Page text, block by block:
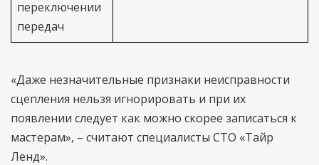
переключении
передач
«Даже незначительные признаки неисправности
сцепления нельзя игнорировать и при их
появлении следует как можно скорее записаться к
мастерам», – считают специалисты СТО «Тайр
Ленд».